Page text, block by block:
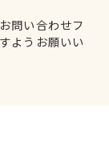
問い合わせフ
ようお願いい